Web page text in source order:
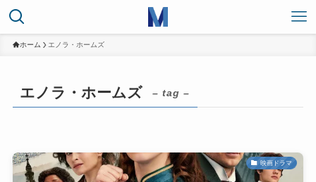
ホーム エノラ・ホームズ
エノラ・ホームズ – tag –
映画ドラマ